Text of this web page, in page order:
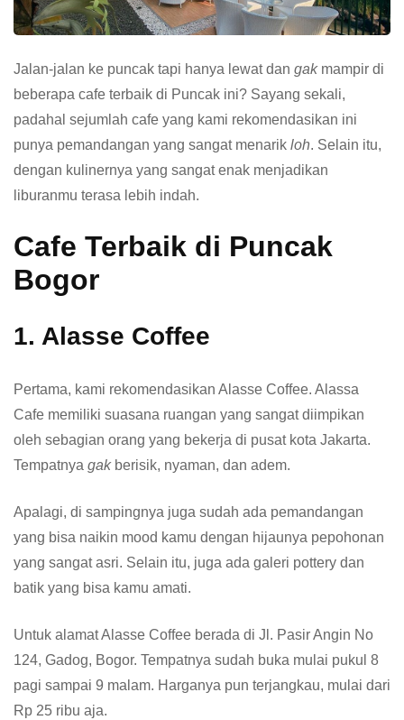
Jalan-jalan ke puncak tapi hanya lewat dan gak mampir di
beberapa cafe terbaik di Puncak ini? Sayang sekali,
padahal sejumlah cafe yang kami rekomendasikan ini
punya pemandangan yang sangat menarik loh. Selain itu,
dengan kulinernya yang sangat enak menjadikan
liburanmu terasa lebih indah.
Cafe Terbaik di Puncak
Bogor
1. Alasse Coffee
Pertama, kami rekomendasikan Alasse Coffee. Alassa
Cafe memiliki suasana ruangan yang sangat diimpikan
oleh sebagian orang yang bekerja di pusat kota Jakarta.
Tempatnya gak berisik, nyaman, dan adem.
Apalagi, di sampingnya juga sudah ada pemandangan
yang bisa naikin mood kamu dengan hijaunya pepohonan
yang sangat asri. Selain itu, juga ada galeri pottery dan
batik yang bisa kamu amati.
Untuk alamat Alasse Coffee berada di Jl. Pasir Angin No
124, Gadog, Bogor. Tempatnya sudah buka mulai pukul 8
pagi sampai 9 malam. Harganya pun terjangkau, mulai dari
Rp 25 ribu aja.